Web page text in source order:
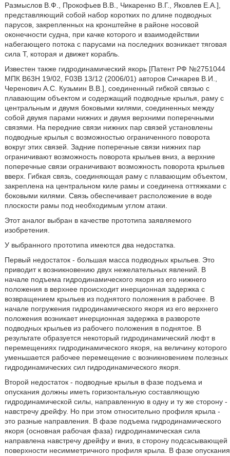
Размыслов В.Ф., Прокофьев В.В., Чикаренко В.Г., Яковлев Е.А.],
представляющий собой набор коротких по длине подводных
парусов, закрепленных на кронштейне в районе носовой
оконечности судна, при качке которого и взаимодействии
набегающего потока с парусами на последних возникает тяговая
сила Т, которая и движет корабль.
Известен также гидродинамический якорь [Патент РФ №2751044
МПК В63Н 19/02, F03B 13/12 (2006/01) авторов Сичкарев В.И.,
Черенович А.С. Кузьмин В.В.], соединенный гибкой связью с
плавающим объектом и содержащий подводные крылья, раму с
центральным и двумя боковыми килями, соединенных между
собой двумя парами нижних и двумя верхними поперечными
связями. На передние связи нижних пар связей установлены
подводные крылья с возможностью ограниченного поворота
вокруг этих связей. Задние поперечные связи нижних пар
ограничивают возможность поворота крыльев вниз, а верхние
поперечные связи ограничивают возможность поворота крыльев
вверх. Гибкая связь, соединяющая раму с плавающим объектом,
закреплена на центральном киле рамы и соединена оттяжками с
боковыми килями. Связь обеспечивает расположение в воде
плоскости рамы под необходимым углом атаки.
Этот аналог выбран в качестве прототипа заявляемого
изобретения.
У выбранного прототипа имеются два недостатка.
Первый недостаток - большая масса подводных крыльев. Это
приводит к возникновению двух нежелательных явлений. В
начале подъема гидродинамического якоря из его нижнего
положения в верхнее происходит инерционная задержка с
возвращением крыльев из поднятого положения в рабочее. В
начале погружения гидродинамического якоря из его верхнего
положения возникает инерционная задержка в развороте
подводных крыльев из рабочего положения в поднятое. В
результате образуется некоторый гидродинамический люфт в
перемещениях гидродинамического якоря, на величину которого
уменьшается рабочее перемещение с возникновением полезных
гидродинамических сил гидродинамического якоря.
Второй недостаток - подводные крылья в фазе подъема и
опускания должны иметь горизонтальную составляющую
гидродинамической силы, направленную в одну и ту же сторону -
навстречу дрейфу. Но при этом относительно профиля крыла -
это разные направления. В фазе подъема гидродинамического
якоря (основная рабочая фаза) гидродинамическая сила
направлена навстречу дрейфу и вниз, в сторону подсасывающей
поверхности несимметричного профиля крыла. В фазе опускания